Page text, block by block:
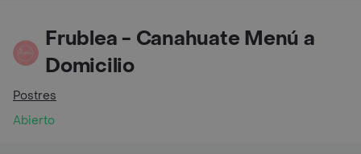
Frublea - Canahuate Menú a
Domicilio
Postres
Abierto